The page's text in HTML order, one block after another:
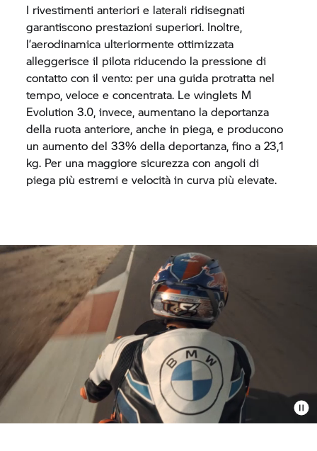
I rivestimenti anteriori e laterali ridisegnati
garantiscono prestazioni superiori. Inoltre,
l’aerodinamica ulteriormente ottimizzata
alleggerisce il pilota riducendo la pressione di
contatto con il vento: per una guida protratta nel
tempo, veloce e concentrata. Le winglets M
Evolution 3.0, invece, aumentano la deportanza
della ruota anteriore, anche in piega, e producono
un aumento del 33% della deportanza, fino a 23,1
kg. Per una maggiore sicurezza con angoli di
piega più estremi e velocità in curva più elevate.